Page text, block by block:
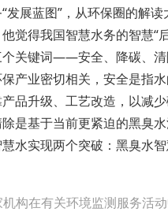
发展蓝图”，从环保圈的解读
觉得我国智慧水务的智慧“
关键词——安全、降碳、清
产业密切相关，安全是指
品升级、工艺改造，以减
是基于当前更紧迫的黑臭
水实现两个突破：黑臭水